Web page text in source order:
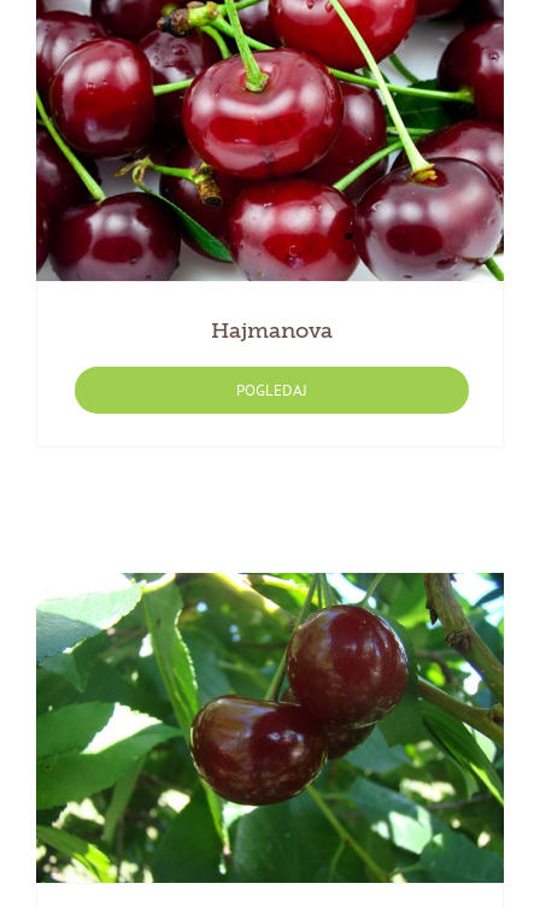
Hajmanova
POGLEDAJ